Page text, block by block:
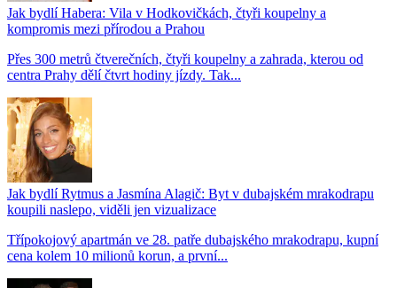
Jak bydlí Habera: Vila v Hodkovičkách, čtyři koupelny a
kompromis mezi přírodou a Prahou
Přes 300 metrů čtverečních, čtyři koupelny a zahrada, kterou od
centra Prahy dělí čtvrt hodiny jízdy. Tak...
Jak bydlí Rytmus a Jasmína Alagič: Byt v dubajském mrakodrapu
koupili naslepo, viděli jen vizualizace
Třípokojový apartmán ve 28. patře dubajského mrakodrapu, kupní
cena kolem 10 milionů korun, a první...